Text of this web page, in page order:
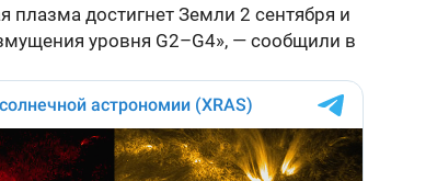
плазма достигнет Земли 2 сентября и
уровня G2–G4», — сообщили в